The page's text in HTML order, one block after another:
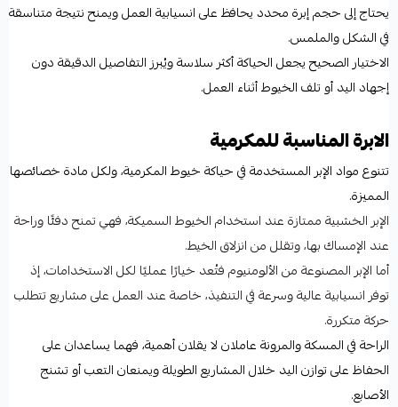
يحتاج إلى حجم إبرة محدد يحافظ على انسيابية العمل ويمنح نتيجة متناسقة
في الشكل والملمس.
الاختيار الصحيح يجعل الحياكة أكثر سلاسة ويُبرز التفاصيل الدقيقة دون
إجهاد اليد أو تلف الخيوط أثناء العمل.
الابرة المناسبة للمكرمية
تتنوع مواد الإبر المستخدمة في حياكة خيوط المكرمية، ولكل مادة خصائصها
المميزة.
الإبر الخشبية ممتازة عند استخدام الخيوط السميكة، فهي تمنح دفئًا وراحة
عند الإمساك بها، وتقلل من انزلاق الخيط.
أما الإبر المصنوعة من الألومنيوم فتُعد خيارًا عمليًا لكل الاستخدامات، إذ
توفر انسيابية عالية وسرعة في التنفيذ، خاصة عند العمل على مشاريع تتطلب
حركة متكررة.
الراحة في المسكة والمرونة عاملان لا يقلان أهمية، فهما يساعدان على
الحفاظ على توازن اليد خلال المشاريع الطويلة ويمنعان التعب أو تشنج
الأصابع.